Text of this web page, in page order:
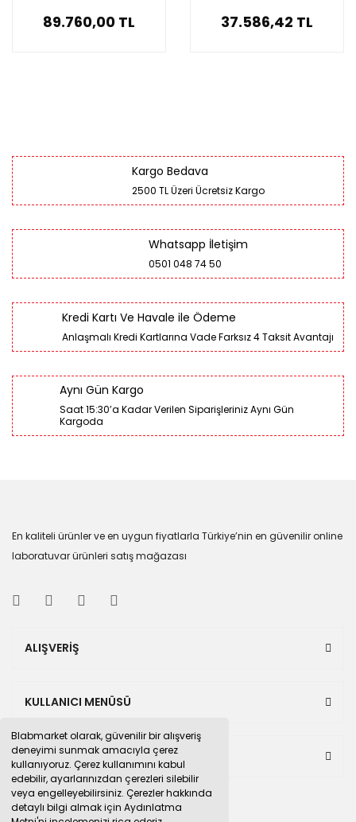
Blabmarket olarak, güvenilir bir alışveriş
deneyimi sunmak amacıyla çerez
kullanıyoruz. Çerez kullanımını kabul
edebilir, ayarlarınızdan çerezleri silebilir
veya engelleyebilirsiniz. Çerezler hakkında
detaylı bilgi almak için Aydınlatma
89.760,00 TL 37.586,42 TL
Kargo Bedava
2500 TL Üzeri Ücretsiz Kargo
Whatsapp İletişim
0501 048 74 50
Kredi Kartı Ve Havale ile Ödeme
Anlaşmalı Kredi Kartlarına Vade Farksız 4 Taksit Avantajı
Aynı Gün Kargo
Saat 15:30’a Kadar Verilen Siparişleriniz Aynı Gün
Kargoda
En kaliteli ürünler ve en uygun fiyatlarla Türkiye’nin en güvenilir online
laboratuvar ürünleri satış mağazası
ALIŞVERİŞ
KULLANICI MENÜSÜ
BULUNDUĞUMUZ PAZAR YERLERİ